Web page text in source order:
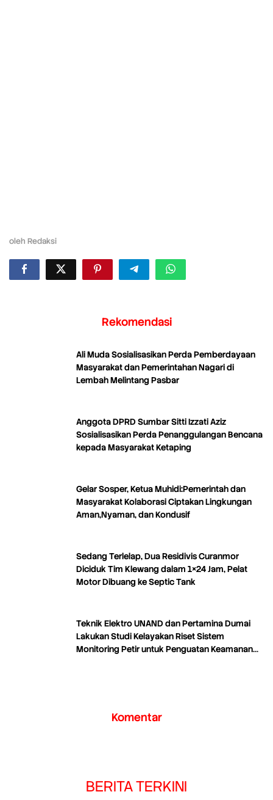
oleh Redaksi
Rekomendasi
Ali Muda Sosialisasikan Perda Pemberdayaan
Masyarakat dan Pemerintahan Nagari di
Lembah Melintang Pasbar
Anggota DPRD Sumbar Sitti Izzati Aziz
Sosialisasikan Perda Penanggulangan Bencana
kepada Masyarakat Ketaping
Gelar Sosper, Ketua Muhidi:Pemerintah dan
Masyarakat Kolaborasi Ciptakan Lingkungan
Aman,Nyaman, dan Kondusif
Sedang Terlelap, Dua Residivis Curanmor
Diciduk Tim Klewang dalam 1×24 Jam, Pelat
Motor Dibuang ke Septic Tank
Teknik Elektro UNAND dan Pertamina Dumai
Lakukan Studi Kelayakan Riset Sistem
Monitoring Petir untuk Penguatan Keamanan
Komentar
BERITA TERKINI